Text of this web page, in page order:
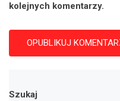
kolejnych komentarzy.
Szukaj